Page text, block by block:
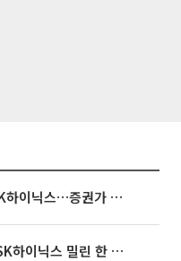
'불안과 기대 사이' 널뛰는 SK하이닉스…증권가 "HBM4·LTA 기반 펀터멘털 견고"
[베스트&워스트] 삼성전자·SK하이닉스 밀린 한 주…상상인증권은 85% 급등